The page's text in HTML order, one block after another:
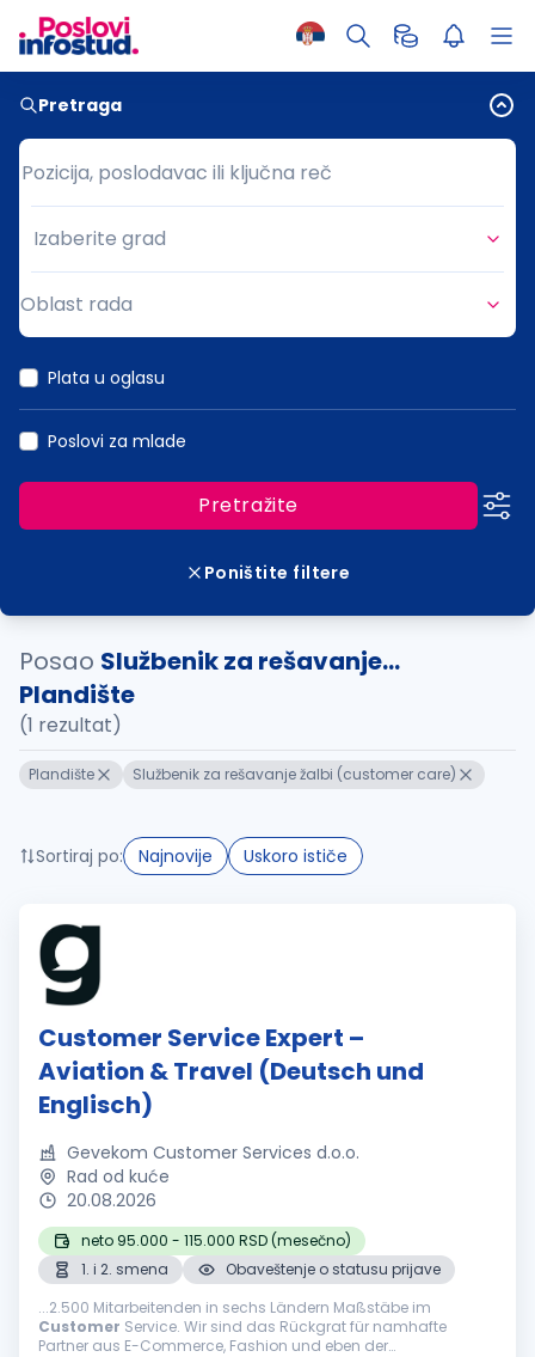
Pretraga
Pozicija, poslodavac ili ključna reč
Pozicija, poslodavac ili ključna reč
Grad
Izaberite grad
Oblast rada
Plata u oglasu
Poslovi za mlade
Pretražite
Poništite filtere
Posao Službenik za rešavanje...
Plandište
(1 rezultat)
Plandište Službenik za rešavanje žalbi (customer care)
Sortiraj po: Najnovije Uskoro ističe
Customer Service Expert –
Aviation & Travel (Deutsch und
Englisch)
Gevekom Customer Services d.o.o.
Rad od kuće
20.08.2026
neto 95.000 - 115.000 RSD (mesečno)
1. i 2. smena
Obaveštenje o statusu prijave
...2.500 Mitarbeitenden in sechs Ländern Maßstäbe im
Customer Service. Wir sind das Rückgrat für namhafte
Partner aus E-Commerce, Fashion und eben der